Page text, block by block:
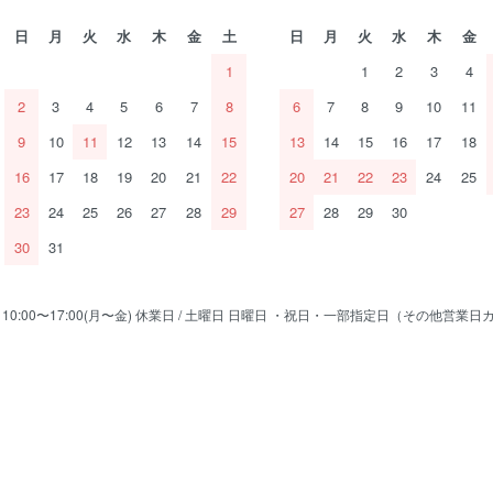
日 月 火 水 木 金
土
1
2
3 4 5 6 7
8
9
10 11 12 13 14
15
16
17 18 19 20 21
22
23
24 25 26 27 28
29
30
31
日 月 火 水 木 金
1
2 3 4
6
7 8 9 10 11
13
14 15 16 17 18
20
21 22 23 24 25
27
28 29 30
〜17:00(月〜金) 休業日 / 土曜日 日曜日 ・祝日・一部指定日（その他営業日